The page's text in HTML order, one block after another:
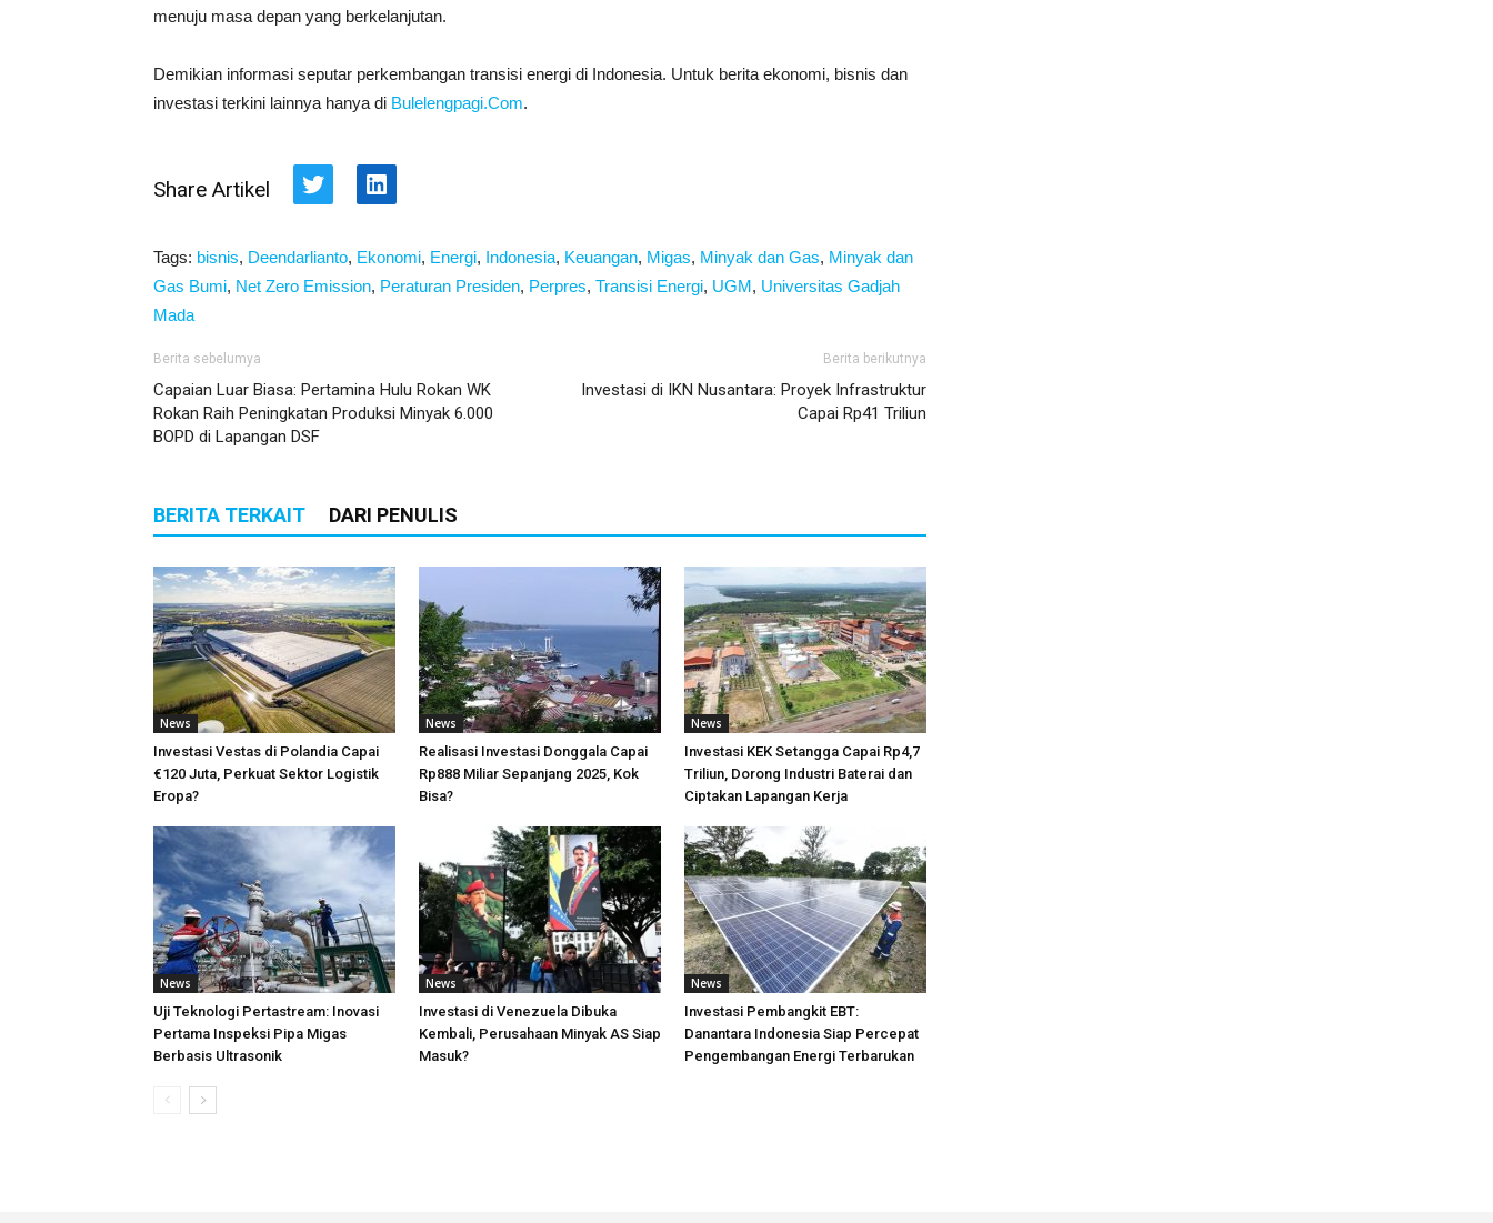
menuju masa depan yang berkelanjutan.
Demikian informasi seputar perkembangan transisi energi di Indonesia. Untuk berita ekonomi, bisnis dan
investasi terkini lainnya hanya di Bulelengpagi.Com.
Share Artikel Twitter LinkedIn
Tags: bisnis, Deendarlianto, Ekonomi, Energi, Indonesia, Keuangan, Migas, Minyak dan Gas, Minyak dan
Gas Bumi, Net Zero Emission, Peraturan Presiden, Perpres, Transisi Energi, UGM, Universitas Gadjah
Mada
Berita sebelumya
Capaian Luar Biasa: Pertamina Hulu Rokan WK
Rokan Raih Peningkatan Produksi Minyak 6.000
BOPD di Lapangan DSF
Berita berikutnya
Investasi di IKN Nusantara: Proyek Infrastruktur
Capai Rp41 Triliun
BERITA TERKAIT DARI PENULIS
News
Investasi Vestas di Polandia Capai
€120 Juta, Perkuat Sektor Logistik
Eropa?
News
Realisasi Investasi Donggala Capai
Rp888 Miliar Sepanjang 2025, Kok
Bisa?
News
Investasi KEK Setangga Capai Rp4,7
Triliun, Dorong Industri Baterai dan
Ciptakan Lapangan Kerja
News
Uji Teknologi Pertastream: Inovasi
Pertama Inspeksi Pipa Migas
Berbasis Ultrasonik
News
Investasi di Venezuela Dibuka
Kembali, Perusahaan Minyak AS Siap
Masuk?
News
Investasi Pembangkit EBT:
Danantara Indonesia Siap Percepat
Pengembangan Energi Terbarukan